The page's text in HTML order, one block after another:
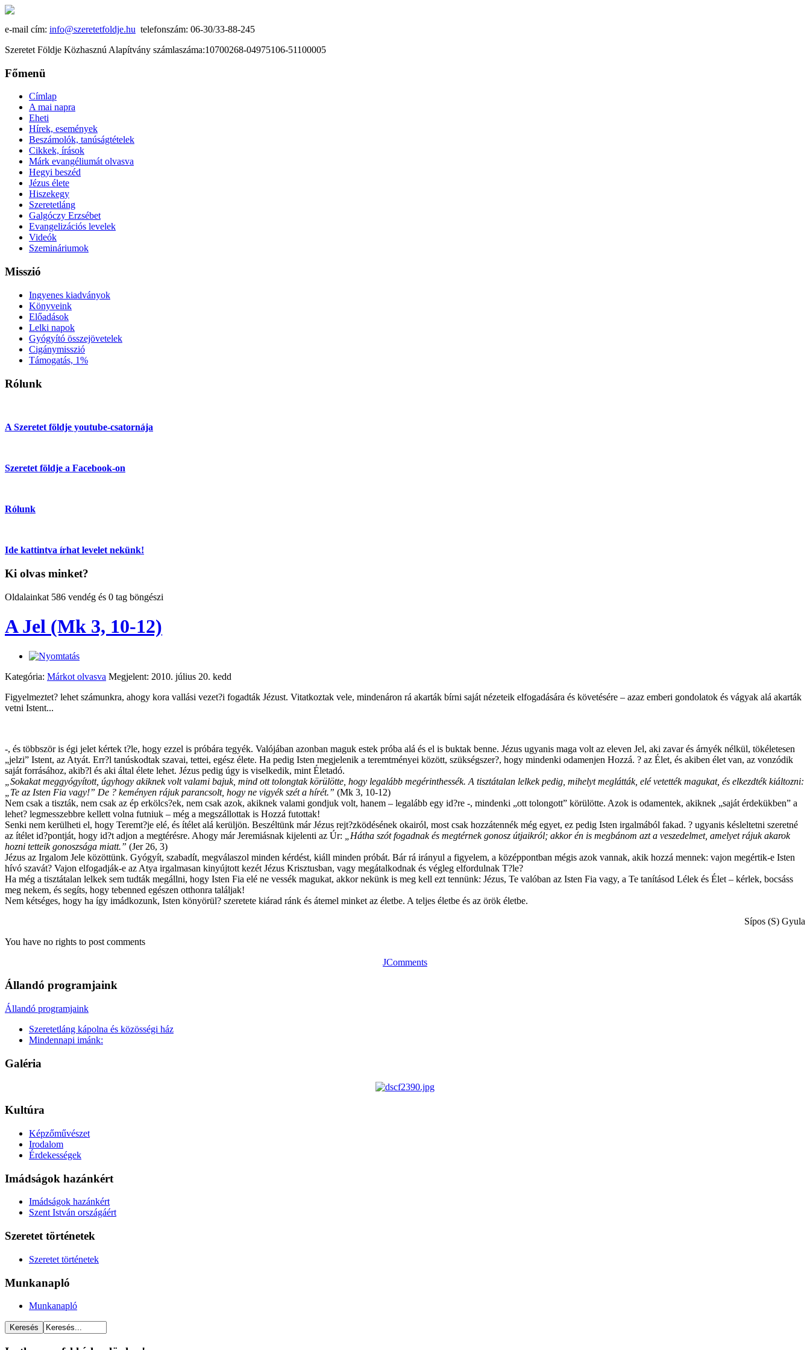
e-mail cím: info@szeretetfoldje.hu telefonszám: 06-30/33-88-245
Szeretet Földje Közhasznú Alapítvány számlaszáma:10700268-04975106-51100005
Főmenü
Címlap
A mai napra
Eheti
Hírek, események
Beszámolók, tanúságtételek
Cikkek, írások
Márk evangéliumát olvasva
Hegyi beszéd
Jézus élete
Hiszekegy
Szeretetláng
Galgóczy Erzsébet
Evangelizációs levelek
Videók
Szemináriumok
Misszió
Ingyenes kiadványok
Könyveink
Előadások
Lelki napok
Gyógyító összejövetelek
Cigánymisszió
Támogatás, 1%
Rólunk
A Szeretet földje youtube-csatornája
Szeretet földje a Facebook-on
Rólunk
Ide kattintva írhat levelet nekünk!
Ki olvas minket?
Oldalainkat 586 vendég és 0 tag böngészi
A Jel (Mk 3, 10-12)
Kategória: Márkot olvasva Megjelent: 2010. július 20. kedd
Figyelmeztet? lehet számunkra, ahogy kora vallási vezet?i fogadták Jézust. Vitatkoztak vele, mindenáron rá akarták bírni saját nézeteik elfogadására és követésére – azaz emberi gondolatok és vágyak alá akarták
vetni Istent...
-, és többször is égi jelet kértek t?le, hogy ezzel is próbára tegyék. Valójában azonban maguk estek próba alá és el is buktak benne. Jézus ugyanis maga volt az eleven Jel, aki zavar és árnyék nélkül, tökéletesen
„jelzi” Istent, az Atyát. Err?l tanúskodtak szavai, tettei, egész élete. Ha pedig Isten megjelenik a teremtményei között, szükségszer?, hogy mindenki odamenjen Hozzá. ? az Élet, és akiben élet van, az vonzódik
saját forrásához, akib?l és aki által élete lehet. Jézus pedig úgy is viselkedik, mint Életadó.
„Sokakat meggyógyított, úgyhogy akiknek volt valami bajuk, mind ott tolongtak körülötte, hogy legalább megérinthessék. A tisztátalan lelkek pedig, mihelyt meglátták, elé vetették magukat, és elkezdték kiáltozni:
„Te az Isten Fia vagy!” De ? keményen rájuk parancsolt, hogy ne vigyék szét a hírét.” (Mk 3, 10-12)
Nem csak a tiszták, nem csak az ép erkölcs?ek, nem csak azok, akiknek valami gondjuk volt, hanem – legalább egy id?re -, mindenki „ott tolongott” körülötte. Azok is odamentek, akiknek „saját érdekükben” a
lehet? legmesszebbre kellett volna futniuk – még a megszállottak is Hozzá futottak!
Senki nem kerülheti el, hogy Teremt?je elé, és ítélet alá kerüljön. Beszéltünk már Jézus rejt?zködésének okairól, most csak hozzátennék még egyet, ez pedig Isten irgalmából fakad. ? ugyanis késleltetni szeretné
az ítélet id?pontját, hogy id?t adjon a megtérésre. Ahogy már Jeremiásnak kijelenti az Úr:
„Hátha szót fogadnak és megtérnek gonosz útjaikról; akkor én is megbánom azt a veszedelmet, amelyet rájuk akarok
hozni tetteik gonoszsága miatt.” (Jer 26, 3)
Jézus az Irgalom Jele közöttünk. Gyógyít, szabadít, megválaszol minden kérdést, kiáll minden próbát. Bár rá irányul a figyelem, a középpontban mégis azok vannak, akik hozzá mennek: vajon megértik-e Isten
hívó szavát? Vajon elfogadják-e az Atya irgalmasan kinyújtott kezét Jézus Krisztusban, vagy megátalkodnak és végleg elfordulnak T?le?
Ha még a tisztátalan lelkek sem tudták megállni, hogy Isten Fia elé ne vessék magukat, akkor nekünk is meg kell ezt tennünk: Jézus, Te valóban az Isten Fia vagy, a Te tanításod Lélek és Élet – kérlek, bocsáss
meg nekem, és segíts, hogy tebenned egészen otthonra találjak!
Nem kétséges, hogy ha így imádkozunk, Isten könyörül? szeretete kiárad ránk és átemel minket az életbe. A teljes életbe és az örök életbe.
Sípos (S) Gyula
You have no rights to post comments
JComments
Állandó programjaink
Állandó programjaink
Szeretetláng kápolna és közösségi ház
Mindennapi imánk:
Galéria
Kultúra
Képzőművészet
Irodalom
Érdekességek
Imádságok hazánkért
Imádságok hazánkért
Szent István országáért
Szeretet történetek
Szeretet történetek
Munkanapló
Munkanapló